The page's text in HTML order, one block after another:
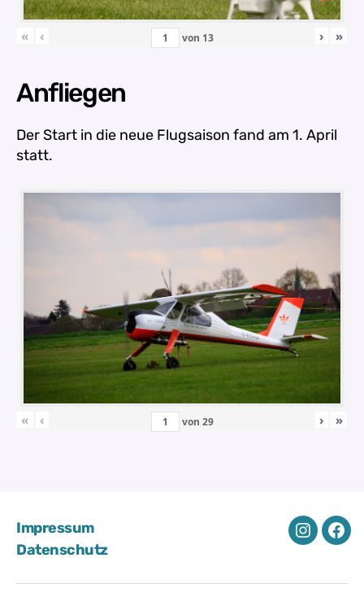
« ‹ von 13 › »
Anfliegen
Der Start in die neue Flugsaison fand am 1. April
statt.
« ‹ von 29 › »
Impressum
Datenschutz